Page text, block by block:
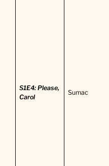
S1E4: Please,
Carol
Sumac